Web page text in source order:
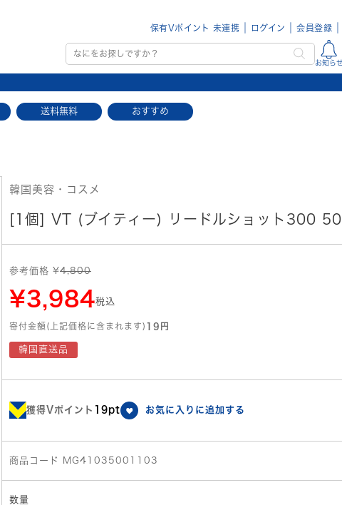
保有Vポイント 未連携 ログイン 会員登録
お知ら
送料無料 おすすめ
韓国美容・コスメ
[1個] VT (ブイティー) リードルショット300
参考価格 ¥4,800
¥3,984税込
寄付金額(上記価格に含まれます) 19円
韓国直送品
獲得Vポイント 19pt お気に入りに追加する
商品コード MG41035001103
数量